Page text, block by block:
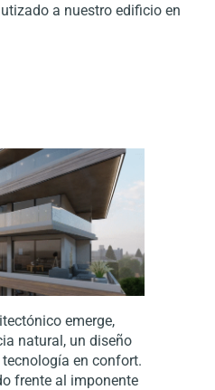
a nuestro edificio en
emerge,
natural, un diseño
en confort.
frente al imponente